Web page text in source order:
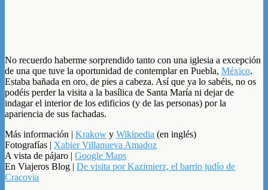
No recuerdo haberme sorprendido tanto con una iglesia a excepción
de una que tuve la oportunidad de contemplar en Puebla, México.
Estaba bañada en oro, de pies a cabeza. Así que ya lo sabéis, no os
podéis perder la visita a la basílica de Santa María ni dejar de
indagar el interior de los edificios (y de las personas) por la
apariencia de sus fachadas.
Más información | Krakow y Wikipedia (en inglés)
Fotografías | Xabier Villanueva Amadoz
A vista de pájaro | Google Maps
En Viajeros Blog | De visita por Kazimierz, el barrio judío de
Cracovia